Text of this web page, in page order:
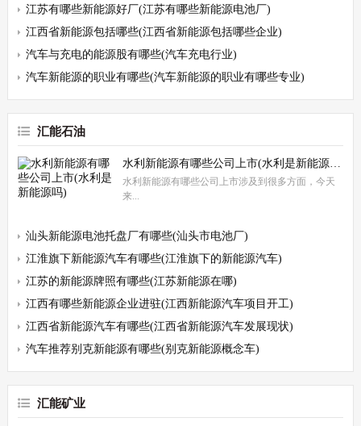
江苏有哪些新能源好厂(江苏有哪些新能源电池厂)
江西省新能源包括哪些(江西省新能源包括哪些企业)
汽车与充电的能源股有哪些(汽车充电行业)
汽车新能源的职业有哪些(汽车新能源的职业有哪些专业)
汇能石油
水利新能源有哪些公司上市(水利是新能源吗)
水利新能源有哪些公司上市涉及到很多方面，今天
来...
汕头新能源电池托盘厂有哪些(汕头市电池厂)
江淮旗下新能源汽车有哪些(江淮旗下的新能源汽车)
江苏的新能源牌照有哪些(江苏新能源在哪)
江西有哪些新能源企业进驻(江西新能源汽车项目开工)
江西省新能源汽车有哪些(江西省新能源汽车发展现状)
汽车推荐别克新能源有哪些(别克新能源概念车)
汇能矿业